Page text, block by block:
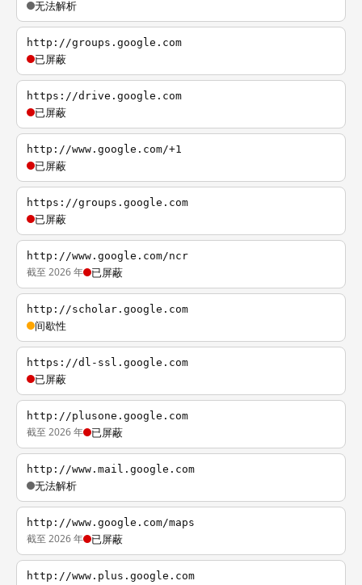
无法解析
http://groups.google.com
已屏蔽
https://drive.google.com
已屏蔽
http://www.google.com/+1
已屏蔽
https://groups.google.com
已屏蔽
http://www.google.com/ncr
截至 2026 年 已屏蔽
http://scholar.google.com
间歇性
https://dl-ssl.google.com
已屏蔽
http://plusone.google.com
截至 2026 年 已屏蔽
http://www.mail.google.com
无法解析
http://www.google.com/maps
截至 2026 年 已屏蔽
http://www.plus.google.com